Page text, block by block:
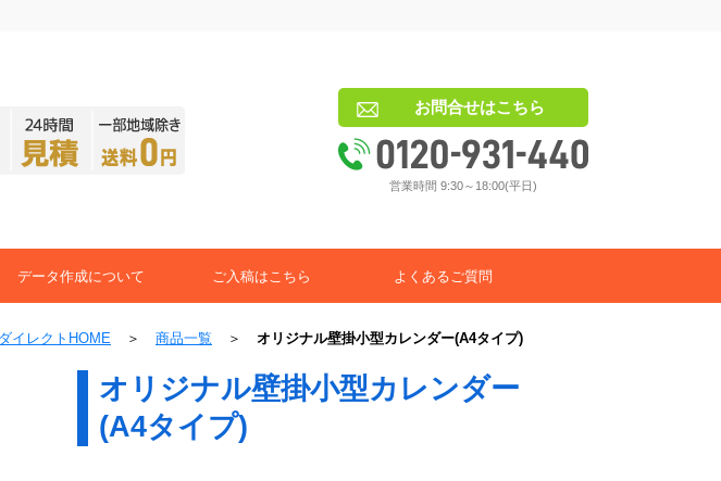
お問合せはこちら
営業時間 9:30～18:00(平日)
データ作成について ご入稿はこちら よくあるご質問
イレクトHOME ＞ 商品一覧 ＞ オリジナル壁掛小型カレンダー(A4タイプ)
オリジナル壁掛小型カレンダー
(A4タイプ)